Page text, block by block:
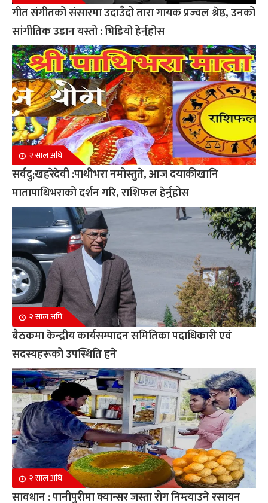
गीत संगीतको संसारमा उदाउँदो तारा गायक प्रज्वल श्रेष्ठ, उनको
सांगीतिक उडान यस्तो : भिडियो हेर्नुहोस
२ साल अघि
सर्वदु;खहरेदेवी :पाथीभरा नमोस्तुते, आज दयाकीखानि
मातापाथिभराको दर्शन गरि, राशिफल हेर्नुहोस
२ साल अघि
बैठकमा केन्द्रीय कार्यसम्पादन समितिका पदाधिकारी एवं
सदस्यहरूको उपस्थिति हुने
२ साल अघि
सावधान : पानीपुरीमा क्यान्सर जस्ता रोग निम्त्याउने रसायन